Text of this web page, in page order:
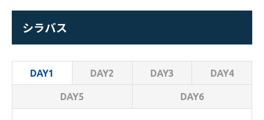
シラバス
DAY1 DAY2 DAY3 DAY4
DAY5 DAY6